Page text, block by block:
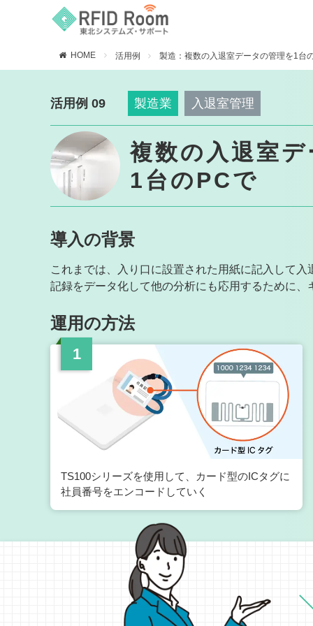
HOME 活用例 製造：複数の入退室データの管理を1台
活用例 09 製造業 入退室管理
複数の入退室
1台のPCで
導入の背景
これまでは、入り口に設置された用紙に記入して入
記録をデータ化して他の分析にも応用するために
運用の方法
TS100シリーズを使用して、カード型のICタグに
社員番号をエンコードしていく